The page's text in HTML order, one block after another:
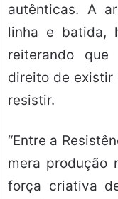
autênticas. A
linha e batida,
reiterando
direito de existir
resistir.
“Entre a
mera produção
força criativa